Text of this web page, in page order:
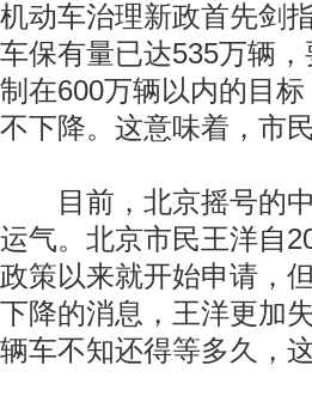
机动车治理新政首先剑
车保有量已达535万辆
制在600万辆以内的目
不下降。这意味着，市
目前，北京摇号的中
运气。北京市民王洋自
政策以来就开始申请，
下降的消息，王洋更加
辆车不知还得等多久，